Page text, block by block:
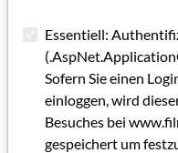
Essentiell:
Sofern Sie einen
einloggen, wird
Besuches bei
gespeichert um